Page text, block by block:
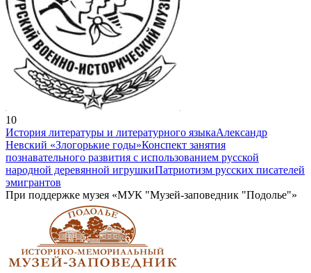
10
История литературы и литературного языкаАлександр
Невский «Злогорькие годы»Конспект занятия
познавательного развития с использованием русской
народной деревянной игрушкиПатриотизм русских писателей
эмигрантов
При поддержке музея «МУК "Музей-заповедник "Подолье"»